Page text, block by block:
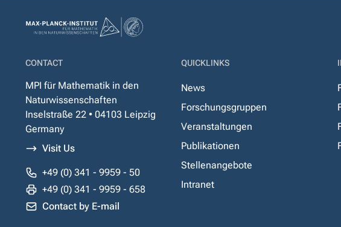
CONTACT
MPI für Mathematik in den
Naturwissenschaften
Inselstraße 22 • 04103 Leipzig
Germany
Visit Us
+49 (0) 341 - 9959 - 50
+49 (0) 341 - 9959 - 658
Contact by E-mail
QUICKLINKS
News
Forschungsgruppen
Veranstaltungen
Publikationen
Stellenangebote
Intranet